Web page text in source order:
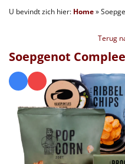
€25 tot €35
€40 tot €45
€45 tot €50
€50 tot €55
€55 tot €75
U bevindt zich hier: Home»
Terug
Soepgenot